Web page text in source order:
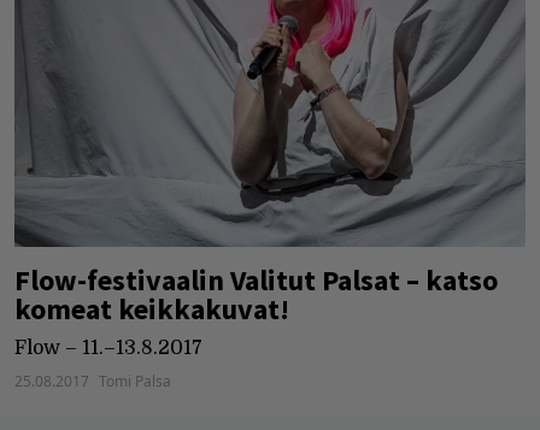
Flow-festivaalin Valitut Palsat – katso
komeat keikkakuvat!
Flow – 11.–13.8.2017
25.08.2017 Tomi Palsa